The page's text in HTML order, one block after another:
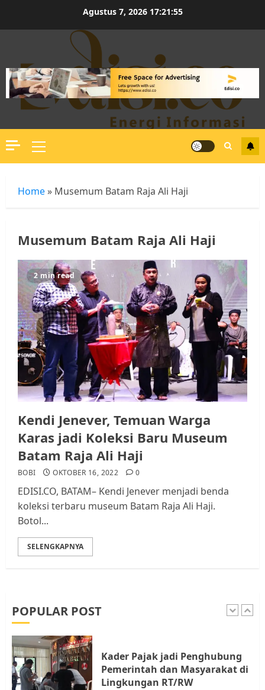
Agustus 7, 2026 17:21:55
Primary
Menu
Home » Musemum Batam Raja Ali Haji
Musemum Batam Raja Ali Haji
2 min read
Kendi Jenever, Temuan Warga
Karas jadi Koleksi Baru Museum
Batam Raja Ali Haji
BOBI OKTOBER 16, 2022 0
EDISI.CO, BATAM– Kendi Jenever menjadi benda
koleksi terbaru museum Batam Raja Ali Haji.
Botol...
SELENGKAPNYA
POPULAR POST
3
Datangi Pemko Batam, Warga
Rempang Protes Lahan Mereka
Diambil untuk Sekolah Rakyat
JULI 21, 2026 0
Warga Rempang Ajukan
Audiensi dengan Wali Kota
Batam, Soroti Aktivitas yang
Resahkan Warga
5
Tim Advokasi Desak BP Batam
Berhenti Merampas Tanah
Warga Rempang
JULI 15, 2026 0
1
Kader Pajak jadi Penghubung
Pemerintah dan Masyarakat di
Lingkungan RT/RW